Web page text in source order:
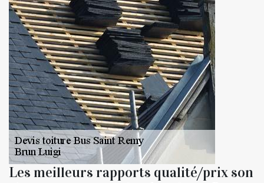
Les meilleurs rapports qualité/prix son